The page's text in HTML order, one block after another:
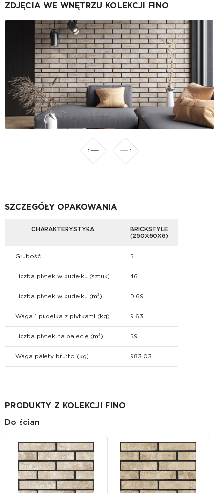
ZDJĘCIA WE WNĘTRZU KOLEKCJI FINO
SZCZEGÓŁY OPAKOWANIA
CHARAKTERYSTYKA
BRICKSTYLE
(250Х60Х6)
Grubość 6
Liczba płytek w pudełku (sztuk) 46
Liczba płytek w pudełku (m²) 0.69
Waga 1 pudełka z płytkami (kg) 9.63
Liczba płytek na palecie (m²) 69
Waga palety brutto (kg) 983.03
PRODUKTY Z KOLEKCJI FINO
Do ścian